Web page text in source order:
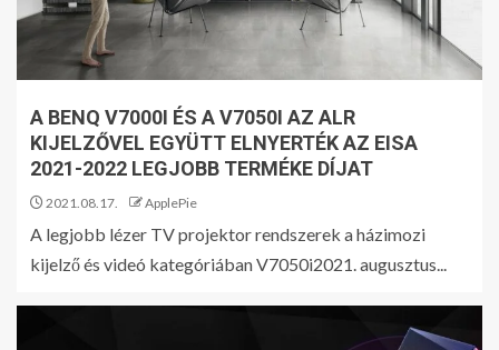
A BENQ V7000I ÉS A V7050I AZ ALR
KIJELZŐVEL EGYÜTT ELNYERTÉK AZ EISA
2021-2022 LEGJOBB TERMÉKE DÍJAT
2021.08.17. ApplePie
A legjobb lézer TV projektor rendszerek a házimozi
kijelző és videó kategóriában V7050i2021. augusztus...